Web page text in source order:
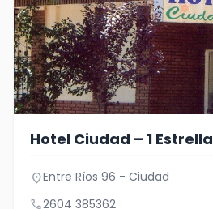
Hotel Ciudad – 1 Estrella
location_onEntre Ríos 96 - Ciudad
call2604 385362